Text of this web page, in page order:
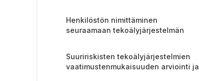
Henkilöstön nimittäminen
seuraamaan tekoälyjärjestelmän
Suuririskisten tekoälyjärjestelmien
vaatimustenmukaisuuden arviointi ja